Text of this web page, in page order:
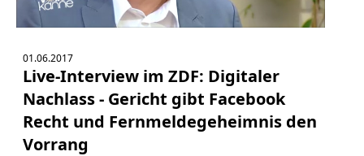
01.06.2017
Live-Interview im ZDF: Digitaler
Nachlass - Gericht gibt Facebook
Recht und Fernmeldegeheimnis den
Vorrang